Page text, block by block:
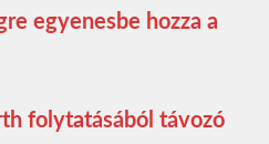
egyenesbe hozza a
folytatásából távozó